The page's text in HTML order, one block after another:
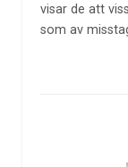
visar de att
som av